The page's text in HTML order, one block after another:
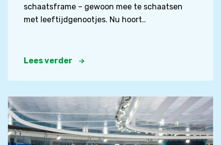
schaatsframe – gewoon mee te schaatsen
met leeftijdgenootjes. Nu hoort..
Lees verder